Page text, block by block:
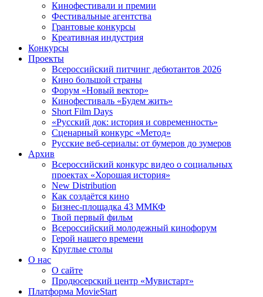
Кинофестивали и премии
Фестивальные агентства
Грантовые конкурсы
Креативная индустрия
Конкурсы
Проекты
Всероссийский питчинг дебютантов 2026
Кино большой страны
Форум «Новый вектор»
Кинофестиваль «Будем жить»
Short Film Days
«Русский док: история и современность»
Сценарный конкурс «Метод»
Русские веб-сериалы: от бумеров до зумеров
Архив
Всероссийский конкурс видео о социальных
проектах «Хорошая история»
New Distribution
Как создаётся кино
Бизнес-площадка 43 ММКФ
Твой первый фильм
Всероссийский молодежный кинофорум
Герой нашего времени
Круглые столы
О нас
О сайте
Продюсерский центр «Мувистарт»
Платформа MovieStart